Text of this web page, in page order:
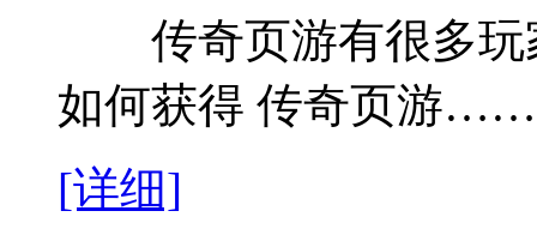
传奇页游有很多玩
如何获得 传奇页游……
[详细]